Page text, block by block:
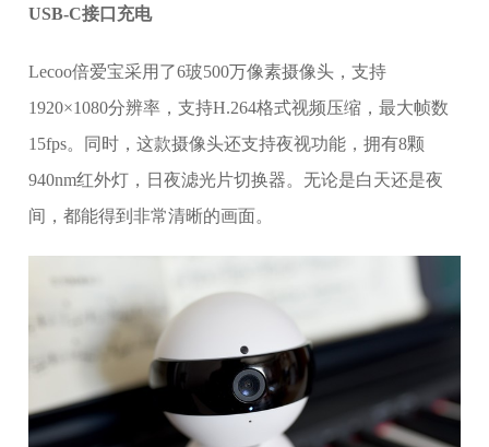
USB-C接口充电
Lecoo倍爱宝采用了6玻500万像素摄像头，支持
1920×1080分辨率，支持H.264格式视频压缩，最大帧数
15fps。同时，这款摄像头还支持夜视功能，拥有8颗
940nm红外灯，日夜滤光片切换器。无论是白天还是夜
间，都能得到非常清晰的画面。